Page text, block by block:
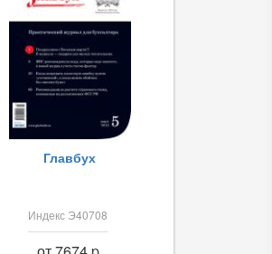
Главбух
Индекс Э40708